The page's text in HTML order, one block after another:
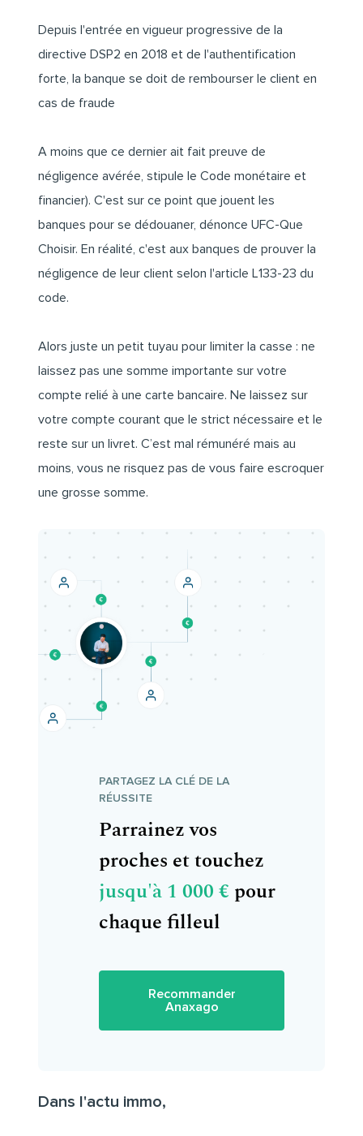
Depuis l'entrée en vigueur progressive de la
directive DSP2 en 2018 et de l'authentification
forte, la banque se doit de rembourser le client en
cas de fraude
A moins que ce dernier ait fait preuve de
négligence avérée, stipule le Code monétaire et
financier). C'est sur ce point que jouent les
banques pour se dédouaner, dénonce UFC-Que
Choisir. En réalité, c'est aux banques de prouver la
négligence de leur client selon l'article L133-23 du
code.
Alors juste un petit tuyau pour limiter la casse : ne
laissez pas une somme importante sur votre
compte relié à une carte bancaire. Ne laissez sur
votre compte courant que le strict nécessaire et le
reste sur un livret. C’est mal rémunéré mais au
moins, vous ne risquez pas de vous faire escroquer
une grosse somme.
PARTAGEZ LA CLÉ DE LA
RÉUSSITE
Parrainez vos
proches et touchez
jusqu'à 1 000 € pour
chaque filleul
Recommander
Anaxago
Dans l'actu immo,